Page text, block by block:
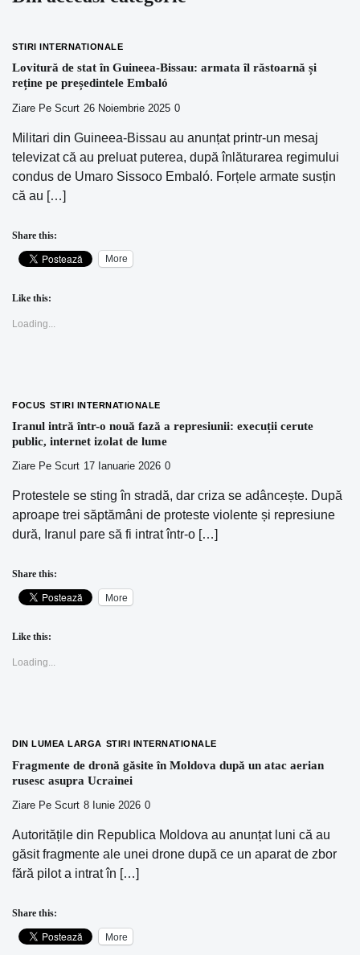
STIRI INTERNATIONALE
Lovitură de stat în Guineea-Bissau: armata îl răstoarnă și
reține pe președintele Embaló
Ziare Pe Scurt 26 Noiembrie 2025 0
Militari din Guineea-Bissau au anunțat printr-un mesaj
televizat că au preluat puterea, după înlăturarea regimului
condus de Umaro Sissoco Embaló. Forțele armate susțin
că au […]
Share this:
More
Like this:
Loading...
FOCUS STIRI INTERNATIONALE
Iranul intră într-o nouă fază a represiunii: execuții cerute
public, internet izolat de lume
Ziare Pe Scurt 17 Ianuarie 2026 0
Protestele se sting în stradă, dar criza se adâncește. După
aproape trei săptămâni de proteste violente și represiune
dură, Iranul pare să fi intrat într-o […]
Share this:
More
Like this:
Loading...
DIN LUMEA LARGA STIRI INTERNATIONALE
Fragmente de dronă găsite în Moldova după un atac aerian
rusesc asupra Ucrainei
Ziare Pe Scurt 8 Iunie 2026 0
Autoritățile din Republica Moldova au anunțat luni că au
găsit fragmente ale unei drone după ce un aparat de zbor
fără pilot a intrat în […]
Share this:
More